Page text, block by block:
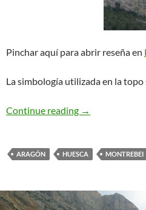
Pinchar aquí para abrir reseña en
La simbología utilizada en la
Continue reading El Desliz.
→
ARAGÓN HUESCA MONTREBEI